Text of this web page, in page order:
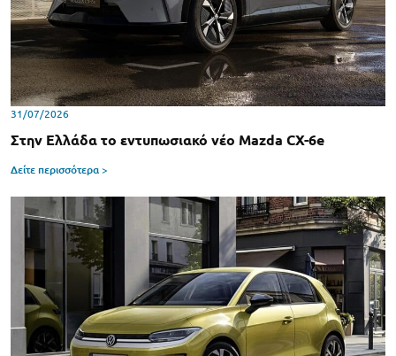
31/07/2026
Στην Ελλάδα το εντυπωσιακό νέο Mazda CX-6e
Δείτε περισσότερα >